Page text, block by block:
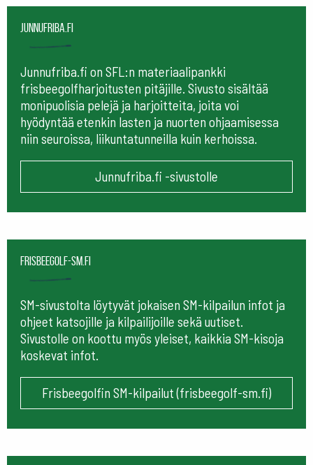
Junnufriba.fi
Junnufriba.fi on SFL:n materiaalipankki
frisbeegolfharjoitusten pitäjille. Sivusto sisältää
monipuolisia pelejä ja harjoitteita, joita voi
hyödyntää etenkin lasten ja nuorten ohjaamisessa
niin seuroissa, liikuntatunneilla kuin kerhoissa.
Junnufriba.fi -sivustolle
frisbeegolf-sm.fi
SM-sivustolta löytyvät jokaisen SM-kilpailun infot ja
ohjeet katsojille ja kilpailijoille sekä uutiset.
Sivustolle on koottu myös yleiset, kaikkia SM-kisoja
koskevat infot.
Frisbeegolfin SM-kilpailut (frisbeegolf-sm.fi)